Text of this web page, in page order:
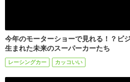
今年のモーターショーで見れる！？ビ
生まれた未来のスーパーカーたち
レーシングカー カッコいい